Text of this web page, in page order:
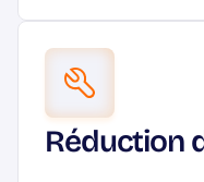
Réduction